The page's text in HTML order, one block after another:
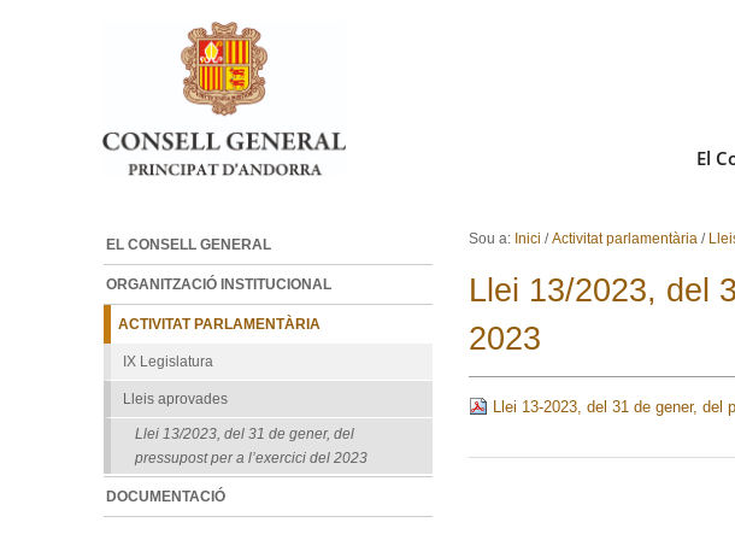
Ves al contingut.
Salta a la navegació
El
Sou a: Inici /Activitat parlamentària /
Llei 13/2023, del
2023
Llei 13-2023, del 31 de gener, del
EL CONSELL GENERAL
ORGANITZACIÓ INSTITUCIONAL
ACTIVITAT PARLAMENTÀRIA
IX Legislatura
Lleis aprovades
Llei 13/2023, del 31 de gener, del
pressupost per a l’exercici del 2023
DOCUMENTACIÓ